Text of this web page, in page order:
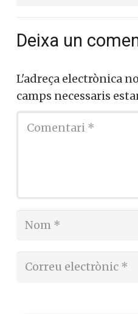
Deixa un
L'adreça electrònica
camps necessaris